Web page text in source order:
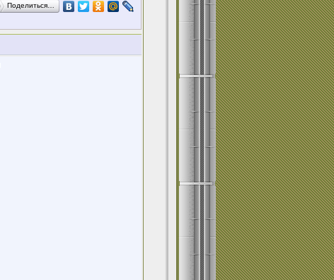
Поделиться…